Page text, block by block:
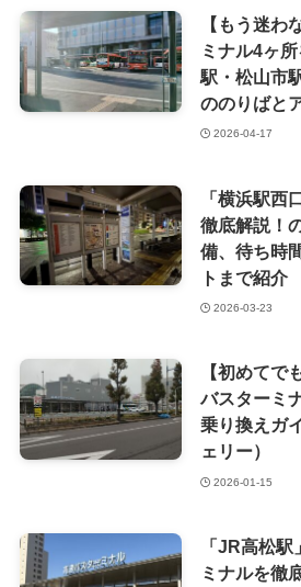
【もう迷わ
ミナル4ヶ
駅・松山市
ののりばと
2026-04-17
「横浜駅西
徹底解説！
備、待ち時
トまで紹介
2026-03-23
【初めてで
バスターミ
乗り換えガ
ェリー）
2026-01-15
「JR高松
ミナルを徹